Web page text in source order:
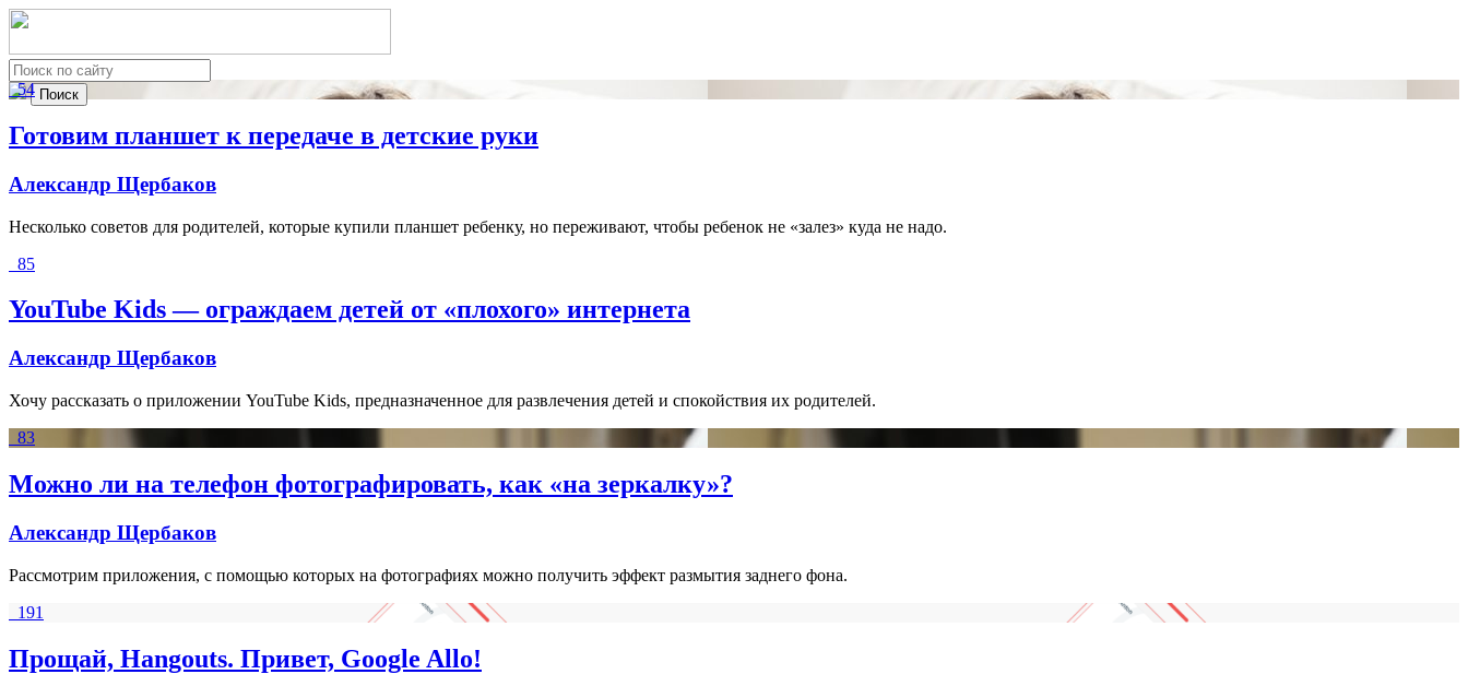
54
Готовим планшет к передаче в детские руки
Александр Щербаков
Несколько советов для родителей, которые купили планшет ребенку, но переживают, чтобы ребенок не «залез» куда не надо.
85
YouTube Kids — ограждаем детей от «плохого» интернета
Александр Щербаков
Хочу рассказать о приложении YouTube Kids, предназначенное для развлечения детей и спокойствия их родителей.
83
Можно ли на телефон фотографировать, как «на зеркалку»?
Александр Щербаков
Рассмотрим приложения, с помощью которых на фотографиях можно получить эффект размытия заднего фона.
191
Прощай, Hangouts. Привет, Google Allo!